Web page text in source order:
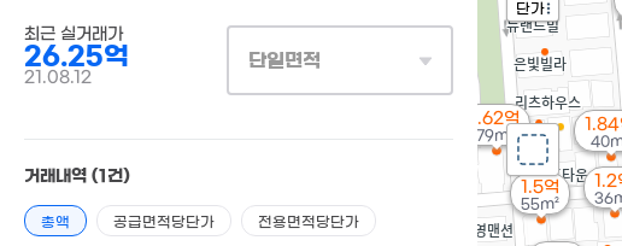
1.84
1.5억
55m²
1.62억
79m²
1.2
단가
최근 실거래가
26.25억
21.08.12
단일면적
거래내역 (1건)
총액 공급면적당단가 전용면적당단가